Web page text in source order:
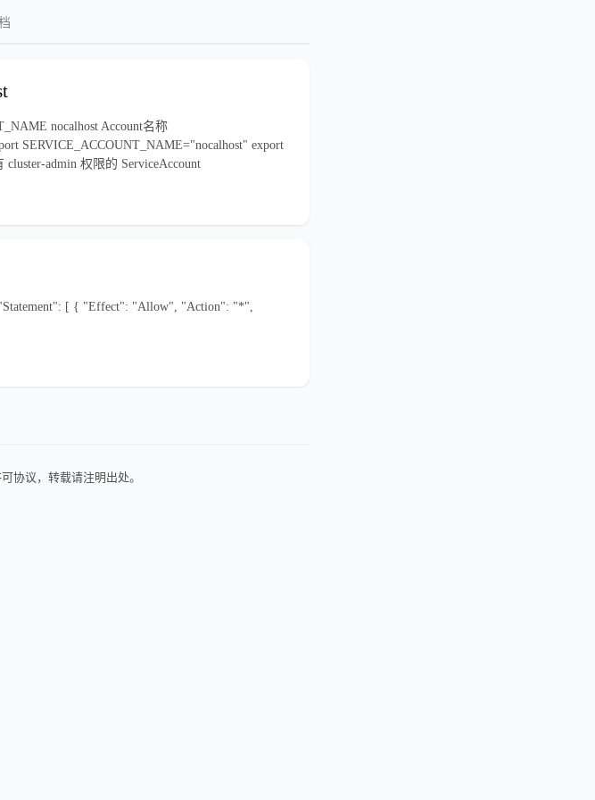
nocalhost Account名称
SERVICE_ACCOUNT_NAME="nocalhost" export
admin 权限的 ServiceAccount
[ { "Effect": "Allow", "Action": "*",
协议，转载请注明出处。